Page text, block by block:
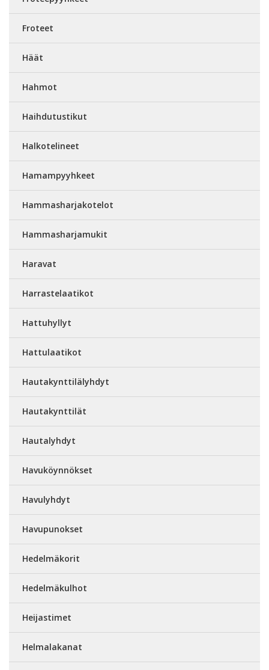
Froteet
Häät
Hahmot
Haihdutustikut
Halkotelineet
Hamampyyhkeet
Hammasharjakotelot
Hammasharjamukit
Haravat
Harrastelaatikot
Hattuhyllyt
Hattulaatikot
Hautakynttilälyhdyt
Hautakynttilät
Hautalyhdyt
Havuköynnökset
Havulyhdyt
Havupunokset
Hedelmäkorit
Hedelmäkulhot
Heijastimet
Helmalakanat